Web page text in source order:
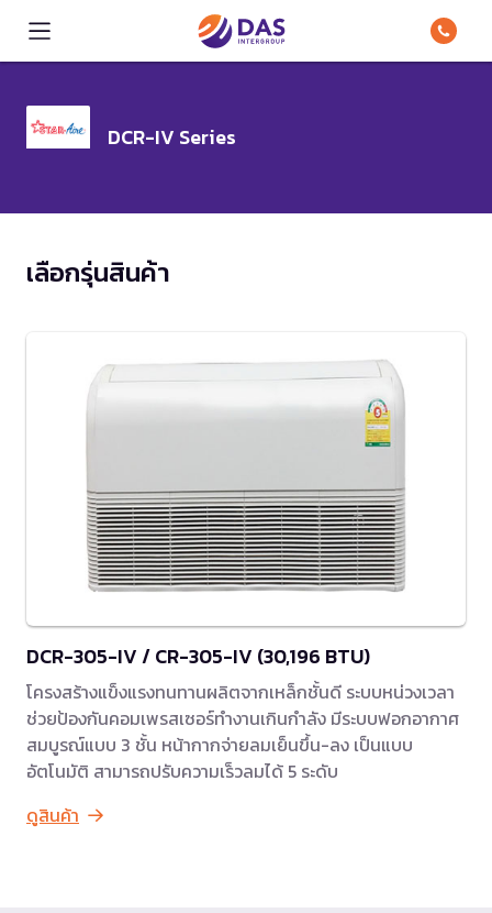
DCR-IV Series
เลือกรุ่นสินค้า
DCR-305-IV / CR-305-IV (30,196 BTU)
โครงสร้างแข็งแรงทนทานผลิตจากเหล็กชั้นดี ระบบหน่วงเวลา
ช่วยป้องกันคอมเพรสเซอร์ทำงานเกินกำลัง มีระบบฟอกอากาศ
สมบูรณ์แบบ 3 ชั้น หน้ากากจ่ายลมเย็นขึ้น-ลง เป็นแบบ
อัตโนมัติ สามารถปรับความเร็วลมได้ 5 ระดับ
ดูสินค้า